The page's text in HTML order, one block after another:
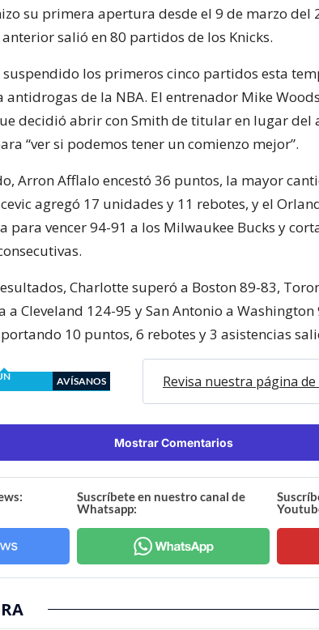
su primera apertura desde el 9 de marzo del
salió en 80 partidos de los Knicks.
los primeros cinco partidos esta
antidrogas de la NBA. El entrenador Mike
decidió abrir con Smith de titular en lugar del
“ver si podemos tener un comienzo mejor”.
Arron Afflalo encestó 36 puntos, la mayor
agregó 17 unidades y 11 rebotes, y el
para vencer 94-91 a los Milwaukee Bucks y
Charlotte superó a Boston 89-83,
a Cleveland 124-95 y San Antonio a
10 puntos, 6 rebotes y 3 asistencias
AVÍSANOS Revisa nuestra página
Mostrar Comentarios
Suscríbete en nuestro canal de
Whatsapp: